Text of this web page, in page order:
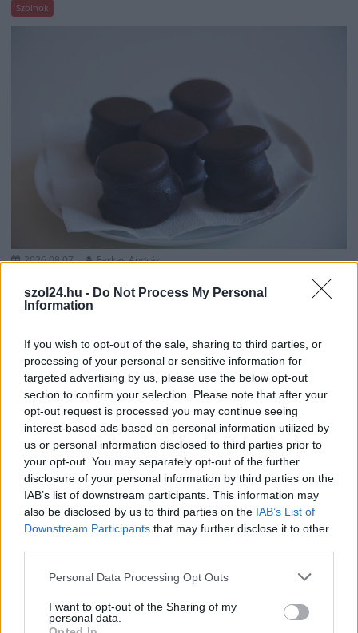
szol24.hu - Do Not Process My Personal
Information
If you wish to opt-out of the sale, sharing to third parties, or
processing of your personal or sensitive information for
targeted advertising by us, please use the below opt-out
section to confirm your selection. Please note that after your
opt-out request is processed you may continue seeing
interest-based ads based on personal information utilized by
us or personal information disclosed to third parties prior to
your opt-out. You may separately opt-out of the further
disclosure of your personal information by third parties on the
IAB’s list of downstream participants. This information may
also be disclosed by us to third parties on the IAB’s List of
Downstream Participants that may further disclose it to other
Please note that this website/app uses one or more Google
not limited to your visit or usage behaviour. You may click to
grant or deny consent to Google and its third-party tags to
Personal Data Processing Opt Outs
I want to opt-out of the Sharing of my
personal data.
Szolnok
2026.08.07. Farkas András
habos isler?
szeretnek, és amelyet sokan ma is próbálnak otthon
újraalkotni....
Szolnok